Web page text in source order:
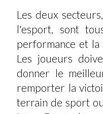
Les deux
l'esport, sont
performance et
Les joueurs
donner le
remporter la
terrain de sport